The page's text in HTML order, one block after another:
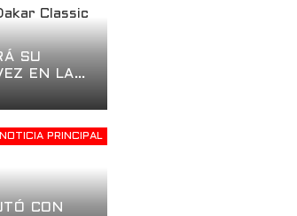
SU
EN LA
NOTICIA PRINCIPAL
CON